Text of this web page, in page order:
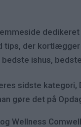
der
ishus,
sidste
gøre det på
Wellness